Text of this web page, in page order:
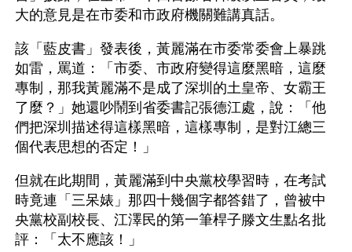
大的意見是在市委和市政府機關難講真話。
該「藍皮書」發表後，黃麗滿在市委常委會上暴跳
如雷，罵道：「市委、市政府變得這麼黑暗，這麼
專制，那我黃麗滿不是成了深圳的土皇帝、女霸王
了麼？」她還吵鬧到省委書記張德江處，說：「他
們把深圳描述得這樣黑暗，這樣專制，是對江總三
個代表思想的否定！」
但就在此期間，黃麗滿到中央黨校學習時，在考試
時竟連「三呆婊」那四十幾個字都答錯了，曾被中
央黨校副校長、江澤民的第一筆桿子滕文生點名批
評：「太不應該！」